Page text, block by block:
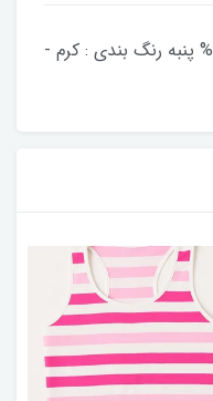
​​​​ویژگی های محصول - جنس : 100% پنبه رنگ بندی : کرم -